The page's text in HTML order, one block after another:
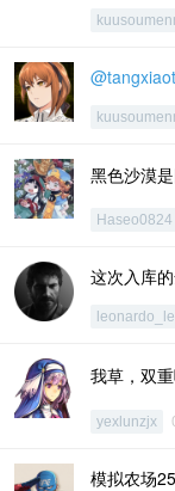
黑色沙漠
Haseo0824
这次入库
我草，双
yexlunzjx
模拟农场